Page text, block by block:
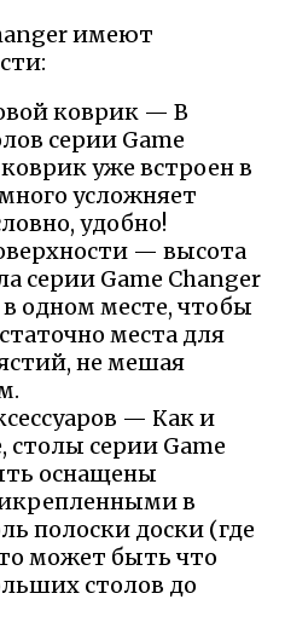
имеют
коврик — В
серии Game
уже встроен в
усложняет
удобно!
— высота
серии Game Changer
в одном месте, чтобы
места для
не мешая
— Как и
столы серии Game
оснащены
в
полоски доски (где
может быть что
столов до